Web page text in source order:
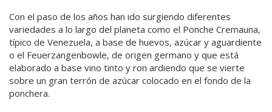
Con el paso de los años han ido surgiendo diferentes
variedades a lo largo del planeta como el Ponche Cremauna,
típico de Venezuela, a base de huevos, azúcar y aguardiente
o el Feuerzangenbowle, de origen germano y que está
elaborado a base vino tinto y ron ardiendo que se vierte
sobre un gran terrón de azúcar colocado en el fondo de la
ponchera.